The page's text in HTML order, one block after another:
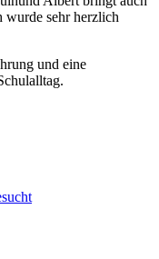
wurde sehr herzlich
und eine